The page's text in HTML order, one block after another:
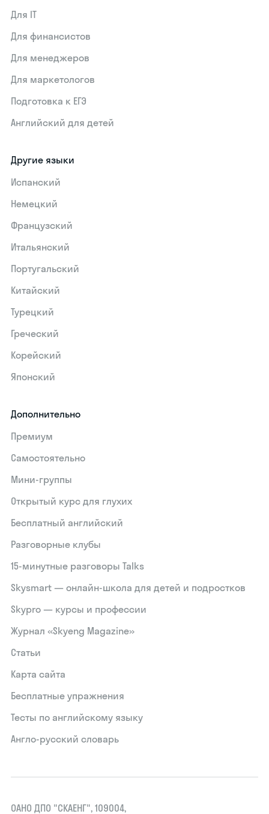
Для IT
Для финансистов
Для менеджеров
Для маркетологов
Подготовка к ЕГЭ
Английский для детей
Другие языки
Испанский
Немецкий
Французский
Итальянский
Португальский
Китайский
Турецкий
Греческий
Корейский
Японский
Дополнительно
Премиум
Самостоятельно
Мини-группы
Открытый курс для глухих
Бесплатный английский
Разговорные клубы
15‑минутные разговоры Talks
Skysmart — онлайн-школа для детей и подростков
Skypro — курсы и профессии
Журнал «Skyeng Magazine»
Статьи
Карта сайта
Бесплатные упражнения
Тесты по английскому языку
Англо-русский словарь
ОАНО ДПО "СКАЕНГ", 109004,